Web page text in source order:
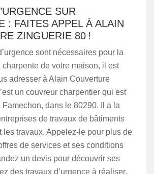
SUR
: FAITES APPEL À ALAIN
ZINGUERIE 80 !
sont nécessaires pour la
charpente de votre maison, il est
adresser à Alain Couverture
un couvreur charpentier qui est
Famechon, dans le 80290. Il a la
de travaux de bâtiments
les travaux. Appelez-le pour plus de
de services et ses conditions
un devis pour découvrir ses
des travaux d’urgence à réaliser.